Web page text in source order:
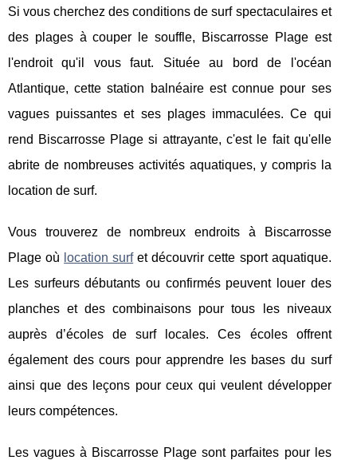
Si vous cherchez des conditions de surf spectaculaires et
des plages à couper le souffle, Biscarrosse Plage est
l'endroit qu'il vous faut. Située au bord de l'océan
Atlantique, cette station balnéaire est connue pour ses
vagues puissantes et ses plages immaculées. Ce qui
rend Biscarrosse Plage si attrayante, c'est le fait qu'elle
abrite de nombreuses activités aquatiques, y compris la
location de surf.
Vous trouverez de nombreux endroits à Biscarrosse
Plage où location surfet découvrir cette sport aquatique.
Les surfeurs débutants ou confirmés peuvent louer des
planches et des combinaisons pour tous les niveaux
auprès d’écoles de surf locales. Ces écoles offrent
également des cours pour apprendre les bases du surf
ainsi que des leçons pour ceux qui veulent développer
leurs compétences.
Les vagues à Biscarrosse Plage sont parfaites pour les